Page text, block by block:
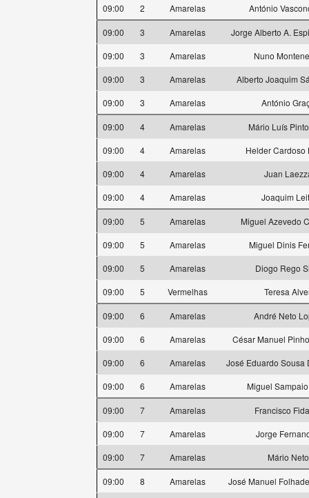
09:00
2 Amarelas António
09:00 3 Amarelas
Jorge Alberto A.
09:00
3 Amarelas
Nuno
09:00
3 Amarelas
Alberto Joaquim
09:00
3 Amarelas António
09:00 4 Amarelas
Mário Luís
09:00
4 Amarelas
Helder Cardoso
09:00
4 Amarelas
Juan
09:00
4 Amarelas Joaquim
09:00 5 Amarelas
Miguel Azevedo
09:00
5 Amarelas
Miguel Dinis
09:00
5 Amarelas
Diogo Rego
09:00
5 Vermelhas Teresa
09:00 6 Amarelas
André Neto
09:00
6 Amarelas
César Manuel
09:00
6 Amarelas
José Eduardo Sousa
09:00
6 Amarelas Miguel
09:00 7 Amarelas
Francisco
09:00
7 Amarelas
Jorge
09:00
7 Amarelas Mário Neto
09:00 8 Amarelas
José Manuel